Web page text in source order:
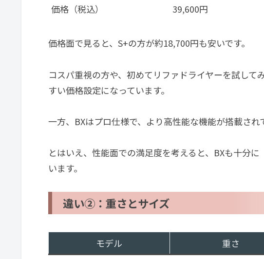
価格（税込）
39,600円
価格面で見ると、S+の方が約18,700円も安いです。
コスパ重視の方や、初めてリファドライヤーを試して
すい価格設定になっています。
一方、BXはプロ仕様で、より高性能な機能が搭載され
とはいえ、性能面での満足度を考えると、BXも十分
います。
違い②：重さとサイズ
モデル 重さ